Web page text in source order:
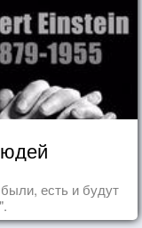
есть и будут